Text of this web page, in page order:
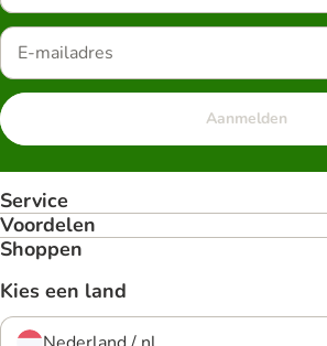
Aanmelden
Service
Voordelen
Shoppen
Kies een land